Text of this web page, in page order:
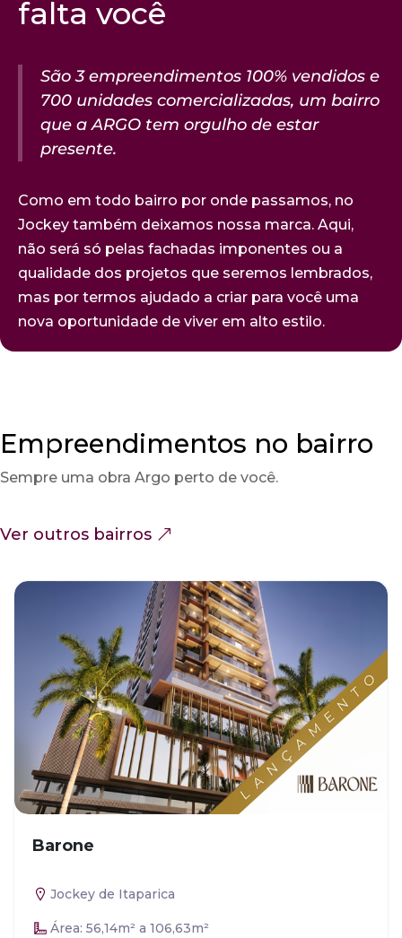
falta você
São 3 empreendimentos 100% vendidos e
700 unidades comercializadas, um bairro
que a ARGO tem orgulho de estar
presente.
Como em todo bairro por onde passamos, no
Jockey também deixamos nossa marca. Aqui,
não será só pelas fachadas imponentes ou a
qualidade dos projetos que seremos lembrados,
mas por termos ajudado a criar para você uma
nova oportunidade de viver em alto estilo.
Empreendimentos no bairro
Sempre uma obra Argo perto de você.
Ver outros bairros
Barone
Jockey de Itaparica
Área: 56,14m² a 106,63m²